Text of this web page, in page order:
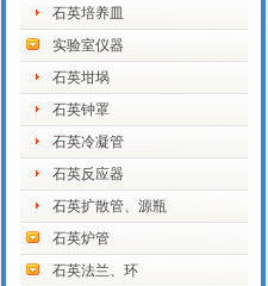
石英培养皿
实验室仪器
石英坩埚
石英钟罩
石英冷凝管
石英反应器
石英扩散管、源瓶
石英炉管
石英法兰、环